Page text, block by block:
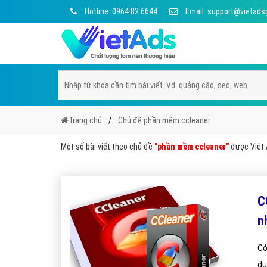
Hotline: 0964 82 6644 Email:
Trang chủ Chủ đề phần mềm ccleaner
Một số bài viết theo chủ đề "phần mềm ccleaner"được Việt